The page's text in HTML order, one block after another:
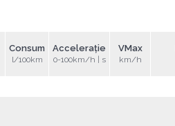
Consum
l/100km
Accelerație
0-100km/h | s
VMax
km/h